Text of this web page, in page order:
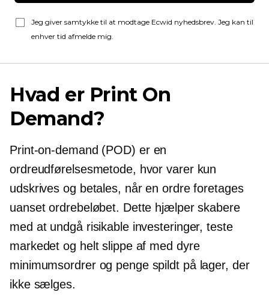
Jeg giver samtykke til at modtage Ecwid nyhedsbrev. Jeg kan til
enhver tid afmelde mig.
Hvad er Print On
Demand?
Print-on-demand (POD) er en
ordreudførelsesmetode, hvor varer kun
udskrives og betales, når en ordre foretages
uanset ordrebeløbet. Dette hjælper skabere
med at undgå risikable investeringer, teste
markedet og helt slippe af med dyre
minimumsordrer og penge spildt på lager, der
ikke sælges.